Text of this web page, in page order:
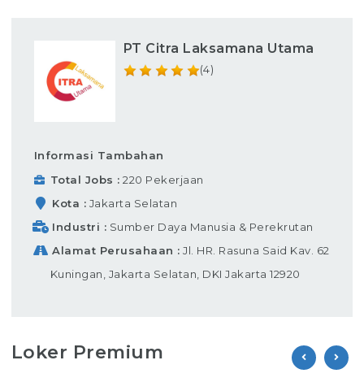
PT Citra Laksamana Utama
(4)
Informasi Tambahan
Total Jobs
220 Pekerjaan
Kota
Jakarta Selatan
Industri
Sumber Daya Manusia & Perekrutan
Alamat Perusahaan
Jl. HR. Rasuna Said Kav. 62
Kuningan, Jakarta Selatan, DKI Jakarta 12920
Loker Premium